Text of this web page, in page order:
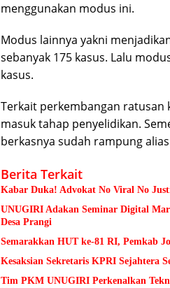
menggunakan modus ini.
Modus lainnya yakni
sebanyak 175 kasus. Lalu
kasus.
Terkait perkembangan ratusan
masuk tahap penyelidikan.
berkasnya sudah rampung alias
Berita Terkait
Kabar Duka! Advokat No Viral No
UNUGIRI Adakan Seminar Digital
Desa Prangi
Semarakkan HUT ke-81 RI, Pemkab
Kesaksian Sekretaris KPRI Sejahtera
Tim PKM UNUGIRI Perkenalkan